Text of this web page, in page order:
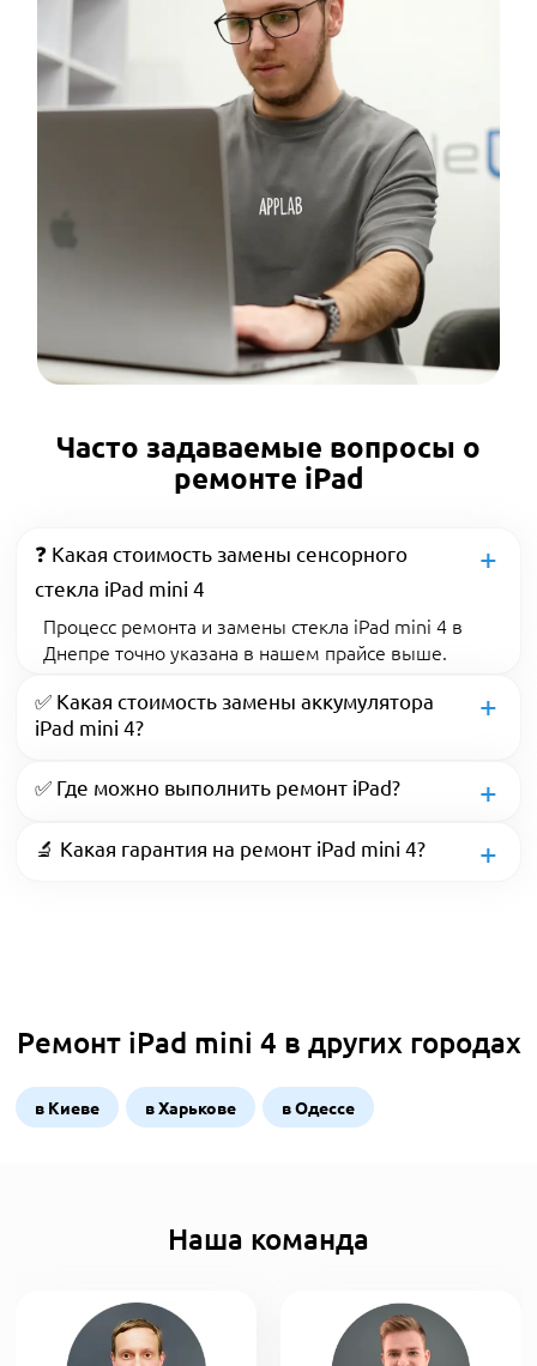
Часто задаваемые вопросы о
ремонте iPad
❓ Какая стоимость замены сенсорного
стекла iPad mini 4
Процесс ремонта и замены стекла iPad mini 4 в
Днепре точно указана в нашем прайсе выше.
✅ Какая стоимость замены аккумулятора
iPad mini 4?
✅ Где можно выполнить ремонт iPad?
🔬 Какая гарантия на ремонт iPad mini 4?
Ремонт iPad mini 4 в других городах
в Киеве в Харькове в Одессе
Наша команда